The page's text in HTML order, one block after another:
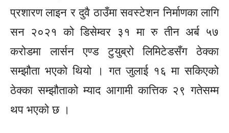
प्रशारण लाइन र दुवै ठाउँमा सवस्टेशन निर्माणका लागि
सन २०२१ को डिसेम्वर ३१ मा रु तीन अर्ब ५७
करोडमा लार्सन एण्ड टुयुब्रो लिमिटेडसँग ठेक्का
सम्झौता भएको थियो । गत जुलाई १६ मा सकिएको
ठेक्का सम्झौताको म्याद आगामी कात्तिक २९ गतेसम्म
थप भएको छ ।